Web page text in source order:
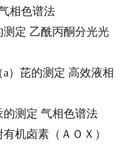
相色谱法
测定 乙酰丙酮分光光
）芘的测定 高效液相
的测定 气相色谱法
机卤素（ＡＯＸ）